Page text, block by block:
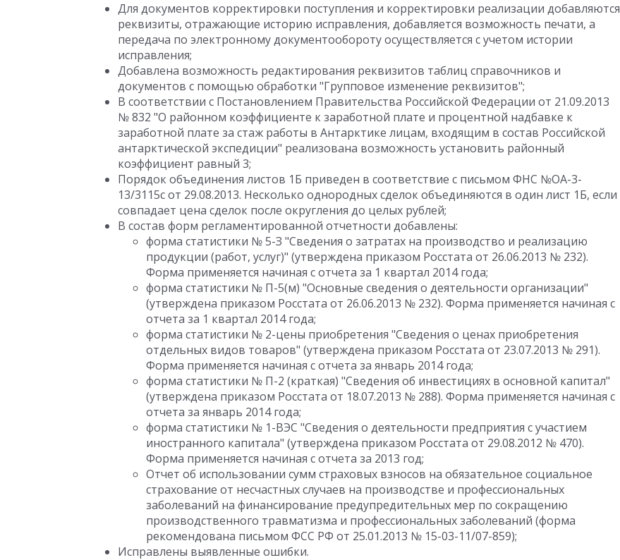
Для документов корректировки поступления и корректировки реализации добавляются
реквизиты, отражающие историю исправления, добавляется возможность печати, а
передача по электронному документообороту осуществляется с учетом истории
исправления;
Добавлена возможность редактирования реквизитов таблиц справочников и
документов с помощью обработки "Групповое изменение реквизитов";
В соответствии с Постановлением Правительства Российской Федерации от 21.09.2013
№ 832 "О районном коэффициенте к заработной плате и процентной надбавке к
заработной плате за стаж работы в Антарктике лицам, входящим в состав Российской
антарктической экспедиции" реализована возможность установить районный
коэффициент равный 3;
Порядок объединения листов 1Б приведен в соответствие с письмом ФНС №ОА-3-
13/3115с от 29.08.2013. Несколько однородных сделок объединяются в один лист 1Б, если
совпадает цена сделок после округления до целых рублей;
В состав форм регламентированной отчетности добавлены:
форма статистики № 5-З "Сведения о затратах на производство и реализацию
продукции (работ, услуг)" (утверждена приказом Росстата от 26.06.2013 № 232).
Форма применяется начиная с отчета за 1 квартал 2014 года;
форма статистики № П-5(м) "Основные сведения о деятельности организации"
(утверждена приказом Росстата от 26.06.2013 № 232). Форма применяется начиная с
отчета за 1 квартал 2014 года;
форма статистики № 2-цены приобретения "Сведения о ценах приобретения
отдельных видов товаров" (утверждена приказом Росстата от 23.07.2013 № 291).
Форма применяется начиная с отчета за январь 2014 года;
форма статистики № П-2 (краткая) "Сведения об инвестициях в основной капитал"
(утверждена приказом Росстата от 18.07.2013 № 288). Форма применяется начиная с
отчета за январь 2014 года;
форма статистики № 1-ВЭС "Сведения о деятельности предприятия с участием
иностранного капитала" (утверждена приказом Росстата от 29.08.2012 № 470).
Форма применяется начиная с отчета за 2013 год;
Отчет об использовании сумм страховых взносов на обязательное социальное
страхование от несчастных случаев на производстве и профессиональных
заболеваний на финансирование предупредительных мер по сокращению
производственного травматизма и профессиональных заболеваний (форма
рекомендована письмом ФСС РФ от 25.01.2013 № 15-03-11/07-859);
Исправлены выявленные ошибки.